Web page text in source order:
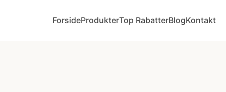
ForsideProdukterTop RabatterBlogKontakt